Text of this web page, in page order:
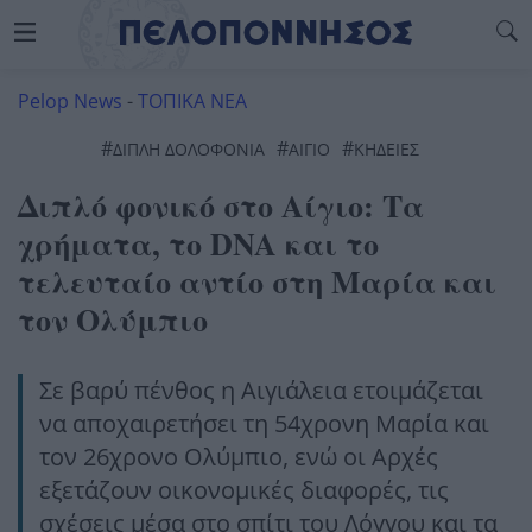
Pelop News -ΤΟΠΙΚΑ ΝΕΑ
#ΔΙΠΛΗ ΔΟΛΟΦΟΝΙΑ #ΑΊΓΙΟ #ΚΗΔΕΊΕΣ
Διπλό φονικό στο Αίγιο: Τα
χρήματα, το DNA και το
τελευταίο αντίο στη Μαρία και
τον Ολύμπιο
Σε βαρύ πένθος η Αιγιάλεια ετοιμάζεται
να αποχαιρετήσει τη 54χρονη Μαρία και
τον 26χρονο Ολύμπιο, ενώ οι Αρχές
εξετάζουν οικονομικές διαφορές, τις
σχέσεις μέσα στο σπίτι του Λόγγου και τα